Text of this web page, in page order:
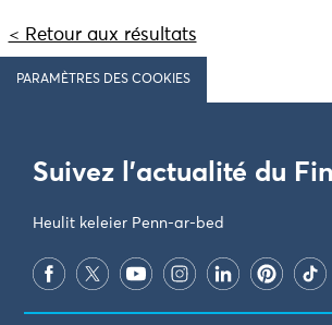
< Retour aux résultats
PARAMÈTRES DES COOKIES
Suivez l'actualité du
Heulit keleier Penn-ar-bed